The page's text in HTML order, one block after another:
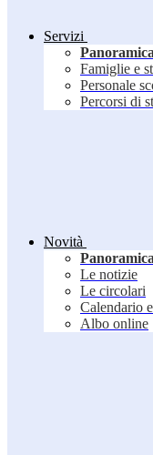
Servizi
Panoramica
Famiglie e
Personale
Percorsi di
Novità
Panoramica
Le notizie
Le circolari
Calendario
Albo online